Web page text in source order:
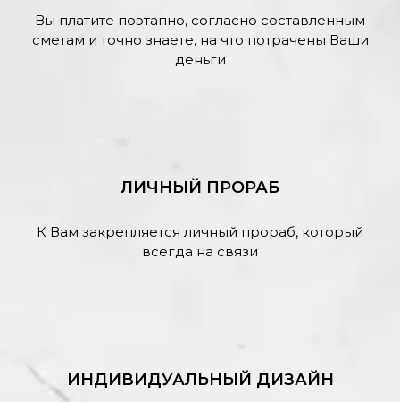
Вы платите поэтапно, согласно составленным
сметам и точно знаете, на что потрачены Ваши
деньги
ЛИЧНЫЙ ПРОРАБ
К Вам закрепляется личный прораб, который
всегда на связи
ИНДИВИДУАЛЬНЫЙ ДИЗАЙН